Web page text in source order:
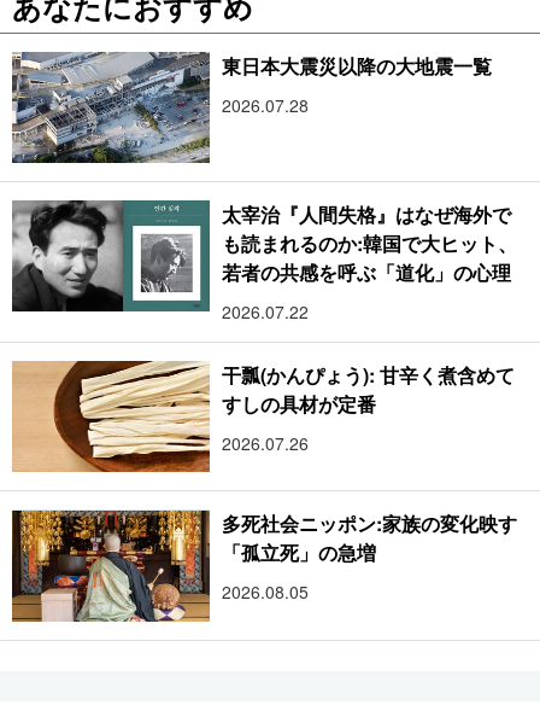
東日本大震災以降の大地震一覧
2026.07.28
太宰治『人間失格』はなぜ海外で
も読まれるのか:韓国で大ヒット、
若者の共感を呼ぶ「道化」の心理
2026.07.22
干瓢(かんぴょう): 甘辛く煮含めて
すしの具材が定番
2026.07.26
多死社会ニッポン:家族の変化映す
「孤立死」の急増
2026.08.05